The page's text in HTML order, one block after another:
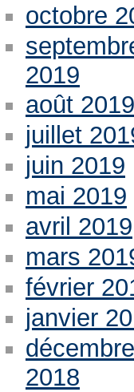
octobre
2019
août 2019
juillet
juin 2019
mai 2019
avril 2019
mars
février
janvier
décembre
2018